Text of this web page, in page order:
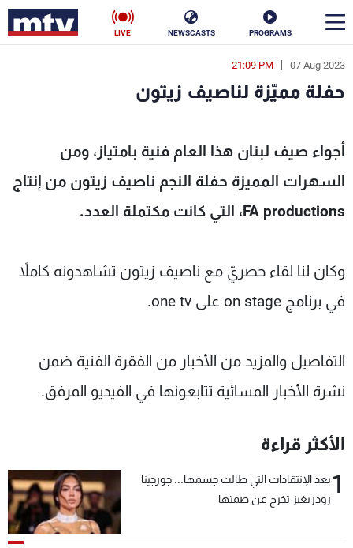
PROGRAMS
NEWSCASTS
LIVE
07 Aug 2023
21:09 PM
حفلة مميّزة لناصيف زيتون
أجواء صيف لبنان هذا العام فنية بامتياز، ومن
السهرات المميزة حفلة النجم ناصيف زيتون من إنتاج
FA productions، التي كانت مكتملة العدد.
وكان لنا لقاء حصريّ مع ناصيف زيتون تشاهدونه كاملاً
في برنامج on stage على one tv.
التفاصيل والمزيد من الأخبار من الفقرة الفنية ضمن
نشرة الأخبار المسائية تتابعونها في الفيديو المرفق.
الأكثر قراءة
1بعد الإنتقادات التي طالت جسمها... جورجينا
رودريغيز تخرج عن صمتها
en
الأخبار
سياسة ناس
إقتصاد فن
منوعات رياضة
شاهد البرامج
الترددات
عن MTV
لاعلاناتكم
شروط الإسـتخدام
سياسة الخصوصية